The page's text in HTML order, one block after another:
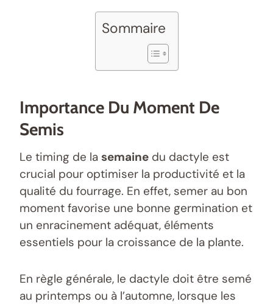
Sommaire
Importance Du Moment De
Semis
Le timing de la semaine du dactyle est
crucial pour optimiser la productivité et la
qualité du fourrage. En effet, semer au bon
moment favorise une bonne germination et
un enracinement adéquat, éléments
essentiels pour la croissance de la plante.
En règle générale, le dactyle doit être semé
au printemps ou à l’automne, lorsque les